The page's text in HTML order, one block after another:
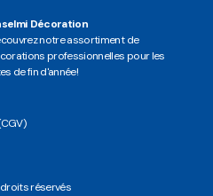
Décoration
notre assortiment de
professionnelles pour les
de fin d'année!
réservés